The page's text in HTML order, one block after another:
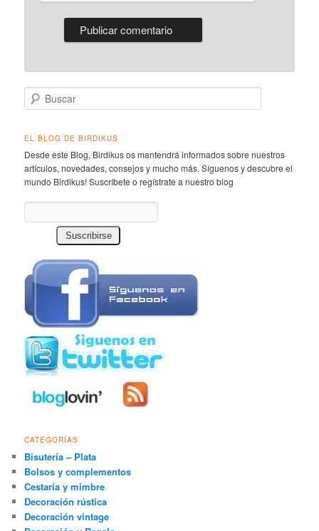
Buscar
EL BLOG DE BIRDIKUS
Desde este Blog, Birdikus os mantendrá informados sobre nuestros
artículos, novedades, consejos y mucho más. Síguenos y descubre el
mundo Birdikus! Suscríbete o regístrate a nuestro blog
CATEGORÍAS
Bisutería – Plata
Bolsos y complementos
Cestaría y mimbre
Decoración rústica
Decoración vintage